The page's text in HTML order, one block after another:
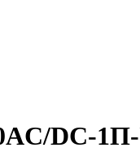
DC-